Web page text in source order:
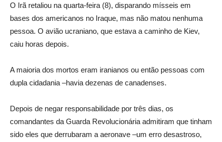
O Irã retaliou na quarta-feira (8), disparando mísseis em
bases dos americanos no Iraque, mas não matou nenhuma
pessoa. O avião ucraniano, que estava a caminho de Kiev,
caiu horas depois.
A maioria dos mortos eram iranianos ou então pessoas com
dupla cidadania –havia dezenas de canadenses.
Depois de negar responsabilidade por três dias, os
comandantes da Guarda Revolucionária admitiram que tinham
sido eles que derrubaram a aeronave –um erro desastroso,